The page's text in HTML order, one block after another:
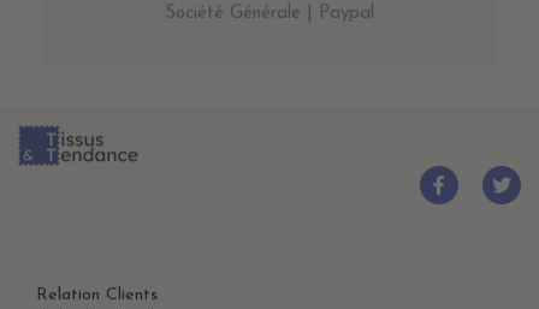
Société Générale | Paypal
Relation Clients